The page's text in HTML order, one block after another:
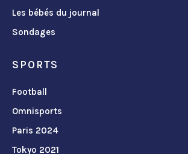
Les bébés du journal
Sondages
SPORTS
Football
Omnisports
Paris 2024
Tokyo 2021